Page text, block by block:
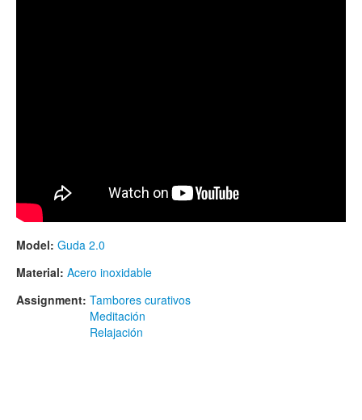
Model: Guda 2.0
Material: Acero inoxidable
Assignment: Tambores curativos
Meditación
Relajación